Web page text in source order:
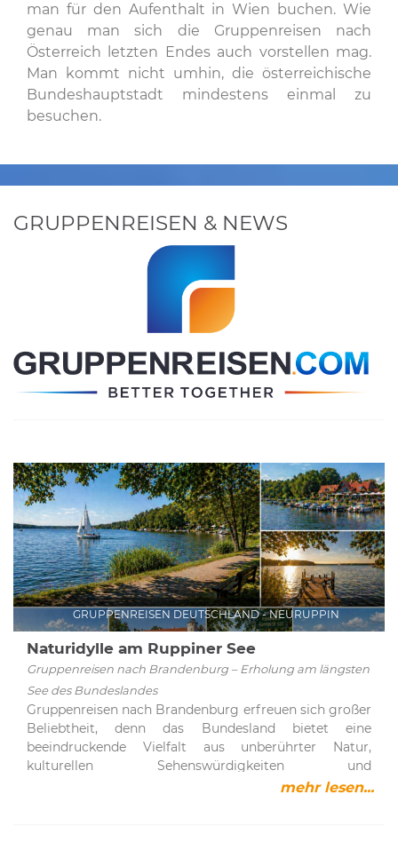
man für den Aufenthalt in Wien buchen. Wie
genau man sich die Gruppenreisen nach
Österreich letzten Endes auch vorstellen mag.
Man kommt nicht umhin, die österreichische
Bundeshauptstadt mindestens einmal zu
besuchen.
GRUPPENREISEN & NEWS
GRUPPENREISEN DEUTSCHLAND - NEURUPPIN
Naturidylle am Ruppiner See
Gruppenreisen nach Brandenburg – Erholung am längsten
See des Bundeslandes
Gruppenreisen nach Brandenburg erfreuen sich großer
Beliebtheit, denn das Bundesland bietet eine
beeindruckende Vielfalt aus unberührter Natur,
kulturellen Sehenswürdigkeiten und
abwechslungsreichen Freizeitmöglichkeiten. Ob
mehr lesen...